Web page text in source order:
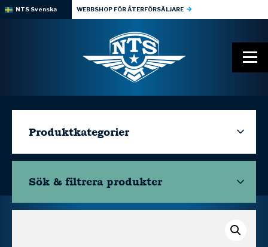
NTS Svenska WEBBSHOP FÖR ÅTERFÖRSÄLJARE
Produktkategorier
Sök & filtrera produkter